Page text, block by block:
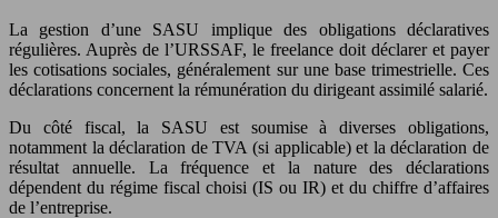
La gestion d’une SASU implique des obligations déclaratives
régulières. Auprès de l’URSSAF, le freelance doit déclarer et payer
les cotisations sociales, généralement sur une base trimestrielle. Ces
déclarations concernent la rémunération du dirigeant assimilé salarié.
Du côté fiscal, la SASU est soumise à diverses obligations,
notamment la déclaration de TVA (si applicable) et la déclaration de
résultat annuelle. La fréquence et la nature des déclarations
dépendent du régime fiscal choisi (IS ou IR) et du chiffre d’affaires
de l’entreprise.